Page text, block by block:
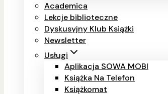
Academica
Lekcje biblioteczne
Dyskusyjny Klub Książki
Newsletter
Usługi
Aplikacja SOWA MOBI
Książka Na Telefon
Książkomat